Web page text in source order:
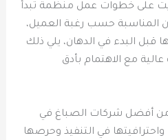
على خطوات عمل منظمة تبدأ
المناسبة حسب رغبة العميل،
قبل البدء في الدهان، يلي ذلك
مع الاهتمام بأدق
أفضل شركات الصباغ في
في التنفيذ وحرصها